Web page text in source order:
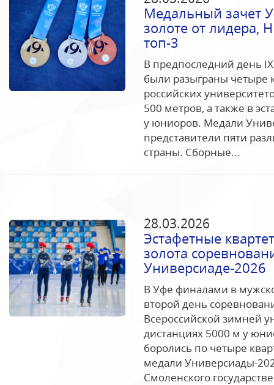
Медальный зачет
золоте от лидера,
топ-3
В предпоследний день
были разыграны четыре
российских
500 метров, а также в
у юниоров. Медали
представители пяти
страны. Сборные...
28.03.2026
Эстафетные
золота
Универсиаде-2026
В Уфе финалами в
второй день
Всероссийской зимней
дистанциях 5000 м у
боролись по четыре
медали Универсиады-
Смоленского